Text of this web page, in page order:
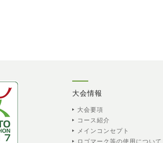
大会情報
大会要項
コース紹介
メインコンセプト